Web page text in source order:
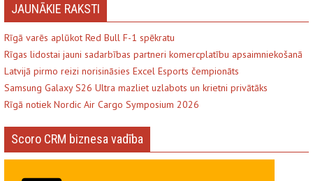
JAUNĀKIE RAKSTI
Rīgā varēs aplūkot Red Bull F-1 spēkratu
Rīgas lidostai jauni sadarbības partneri komercplatību apsaimniekošanā
Latvijā pirmo reizi norisināsies Excel Esports čempionāts
Samsung Galaxy S26 Ultra mazliet uzlabots un krietni privātāks
Rīgā notiek Nordic Air Cargo Symposium 2026
Scoro CRM biznesa vadība